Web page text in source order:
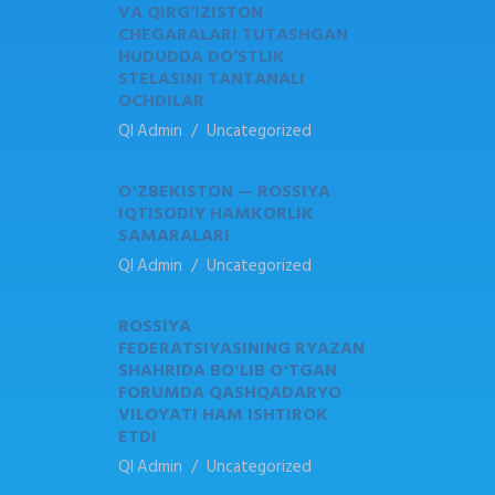
VA QIRG’IZISTON
CHEGARALARI TUTASHGAN
HUDUDDA DO’STLIK
STELASINI TANTANALI
OCHDILAR
QI Admin Uncategorized
OʻZBEKISTON — ROSSIYA
IQTISODIY HAMKORLIK
SAMARALARI
QI Admin Uncategorized
ROSSIYA
FEDERATSIYASINING RYAZAN
SHAHRIDA BOʻLIB OʻTGAN
FORUMDA QASHQADARYO
VILOYATI HAM ISHTIROK
ETDI
QI Admin Uncategorized